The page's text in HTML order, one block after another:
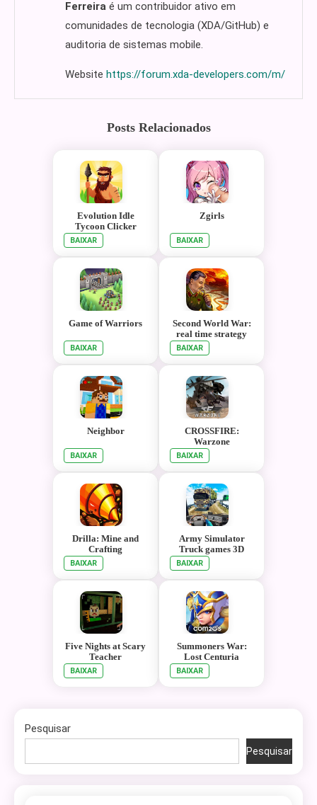
Ferreira é um contribuidor ativo em
comunidades de tecnologia (XDA/GitHub) e
auditoria de sistemas mobile.
Website https://forum.xda-developers.com/m/
Posts Relacionados
Evolution Idle
Tycoon Clicker
BAIXAR
Zgirls
BAIXAR
Game of Warriors
BAIXAR
Second World War:
real time strategy
game!
BAIXAR
Neighbor
BAIXAR
CROSSFIRE:
Warzone
BAIXAR
Drilla: Mine and
Crafting
BAIXAR
Army Simulator
Truck games 3D
BAIXAR
Five Nights at Scary
Teacher
BAIXAR
Summoners War:
Lost Centuria
BAIXAR
Pesquisar
Pesquisar